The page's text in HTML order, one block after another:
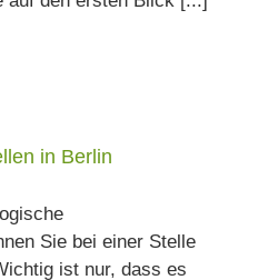
in Berlin
Sie bei einer Stelle
ist nur, dass es